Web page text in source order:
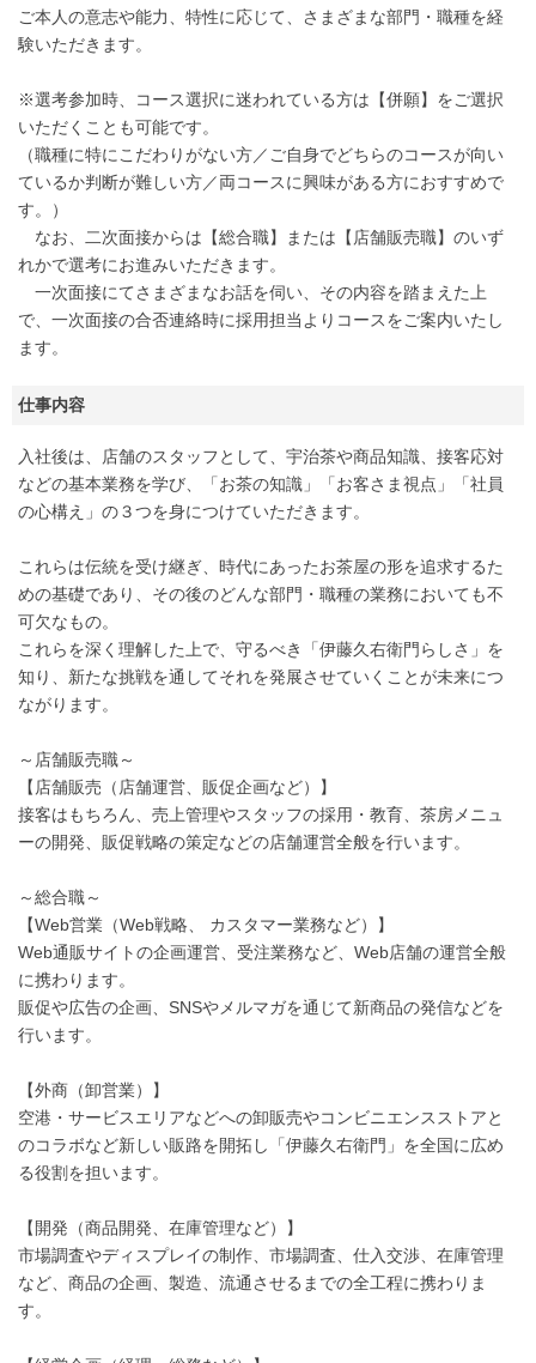
ご本人の意志や能力、特性に応じて、さまざまな部門・職種を経
験いただきます。
※選考参加時、コース選択に迷われている方は【併願】をご選択
いただくことも可能です。
（職種に特にこだわりがない方／ご自身でどちらのコースが向い
ているか判断が難しい方／両コースに興味がある方におすすめで
す。）
なお、二次面接からは【総合職】または【店舗販売職】のいず
れかで選考にお進みいただきます。
一次面接にてさまざまなお話を伺い、その内容を踏まえた上
で、一次面接の合否連絡時に採用担当よりコースをご案内いたし
ます。
仕事内容
入社後は、店舗のスタッフとして、宇治茶や商品知識、接客応対
などの基本業務を学び、「お茶の知識」「お客さま視点」「社員
の心構え」の３つを身につけていただきます。
これらは伝統を受け継ぎ、時代にあったお茶屋の形を追求するた
めの基礎であり、その後のどんな部門・職種の業務においても不
可欠なもの。
これらを深く理解した上で、守るべき「伊藤久右衛門らしさ」を
知り、新たな挑戦を通してそれを発展させていくことが未来につ
ながります。
～店舗販売職～
【店舗販売（店舗運営、販促企画など）】
接客はもちろん、売上管理やスタッフの採用・教育、茶房メニュ
ーの開発、販促戦略の策定などの店舗運営全般を行います。
～総合職～
【Web営業（Web戦略、 カスタマー業務など）】
Web通販サイトの企画運営、受注業務など、Web店舗の運営全般
に携わります。
販促や広告の企画、SNSやメルマガを通じて新商品の発信などを
行います。
【外商（卸営業）】
空港・サービスエリアなどへの卸販売やコンビニエンスストアと
のコラボなど新しい販路を開拓し「伊藤久右衛門」を全国に広め
る役割を担います。
【開発（商品開発、在庫管理など）】
市場調査やディスプレイの制作、市場調査、仕入交渉、在庫管理
など、商品の企画、製造、流通させるまでの全工程に携わりま
す。